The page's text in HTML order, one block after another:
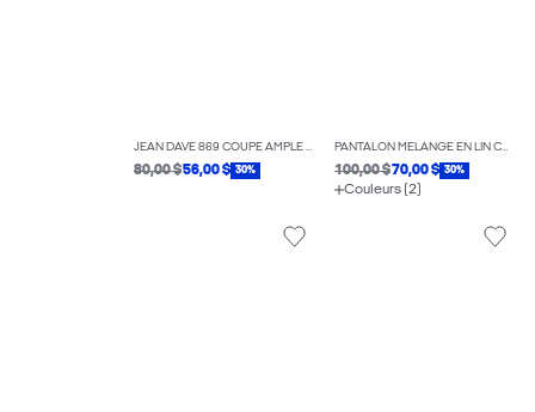
JEAN DAVE 869 COUPE AMPLE À TAILLE HAUTE
80,00 $56,00 $ 30%
PANTALON MÉLANGE EN LIN COUPE AMPLE
100,00 $70,00 $ 30%
Couleurs (2)